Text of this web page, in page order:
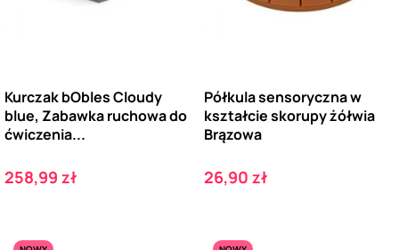
Kurczak bObles Cloudy
blue, Zabawka ruchowa do
ćwiczenia...
Cena
258,99 zł
Półkula sensoryczna w
kształcie skorupy żółwia
Brązowa
Cena
26,90 zł